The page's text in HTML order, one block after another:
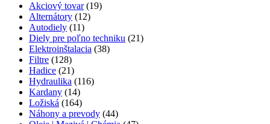
Akciový tovar (19)
Alternátory (12)
Autodiely (11)
Diely pre poľno techniku (21)
Elektroinštalacia (38)
Filtre (128)
Hadice (21)
Hydraulika (116)
Kardany (14)
Ložiská (164)
Náhony a prevody (44)